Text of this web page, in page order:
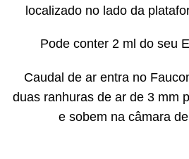
localizado no lado da
Pode conter 2 ml do seu
Caudal de ar entra no
duas ranhuras de ar de 3 mm
e sobem na câmara